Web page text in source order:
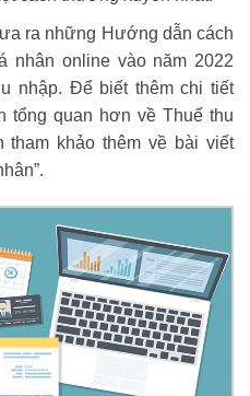
ra những Hướng dẫn cách
nhân online vào năm 2022
nhập. Để biết thêm chi tiết
tổng quan hơn về Thuế thu
tham khảo thêm về bài viết